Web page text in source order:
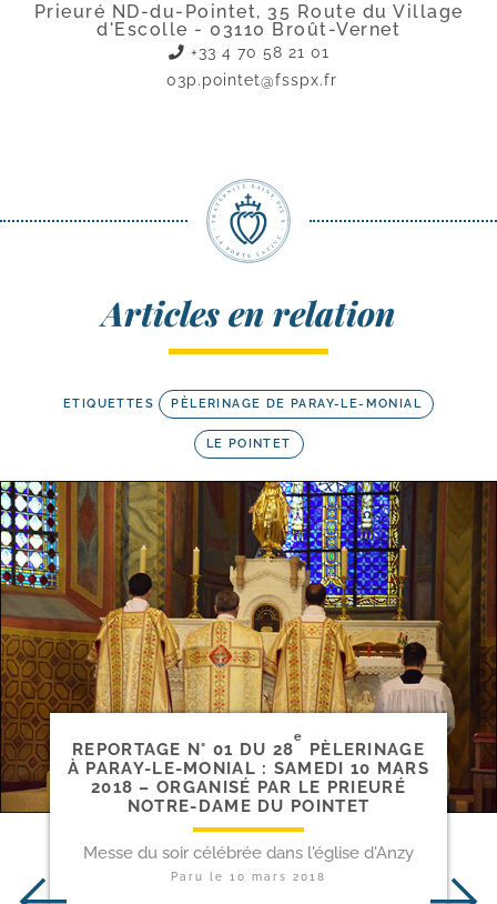
Prieuré ND-du-Pointet, 35 Route du Village
d'Escolle - 03110 Broût-Vernet
+33 4 70 58 21 01
03p.pointet@fsspx.fr
Articles en relation
ETIQUETTES PÈLERINAGE DE PARAY-LE-MONIAL
LE POINTET
REPORTAGE N° 01 DU 28
e
PÈLERINAGE
À PARAY-​LE-​MONIAL : SAMEDI 10 MARS
2018 – ORGANISÉ PAR LE PRIEURÉ
NOTRE-​DAME DU POINTET
Messe du soir célébrée dans l'église d'Anzy
Paru le 10 mars 2018